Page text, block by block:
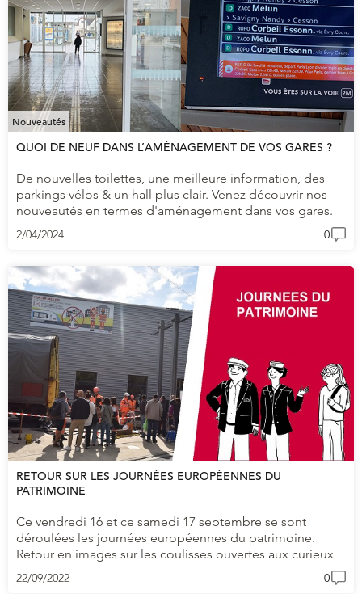
Nouveautés
QUOI DE NEUF DANS L’AMÉNAGEMENT DE VOS GARES ?
De nouvelles toilettes, une meilleure information, des
parkings vélos & un hall plus clair. Venez découvrir nos
nouveautés en termes d'aménagement dans vos gares.
2/04/2024 0
RETOUR SUR LES JOURNÉES EUROPÉENNES DU
PATRIMOINE
Ce vendredi 16 et ce samedi 17 septembre se sont
déroulées les journées européennes du patrimoine.
Retour en images sur les coulisses ouvertes aux curieux
22/09/2022 0